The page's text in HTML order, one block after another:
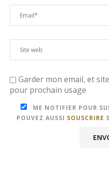
Garder mon email, et
pour prochain usage
ME NOTIFIER POUR
POUVEZ AUSSI SOUSCRIRE